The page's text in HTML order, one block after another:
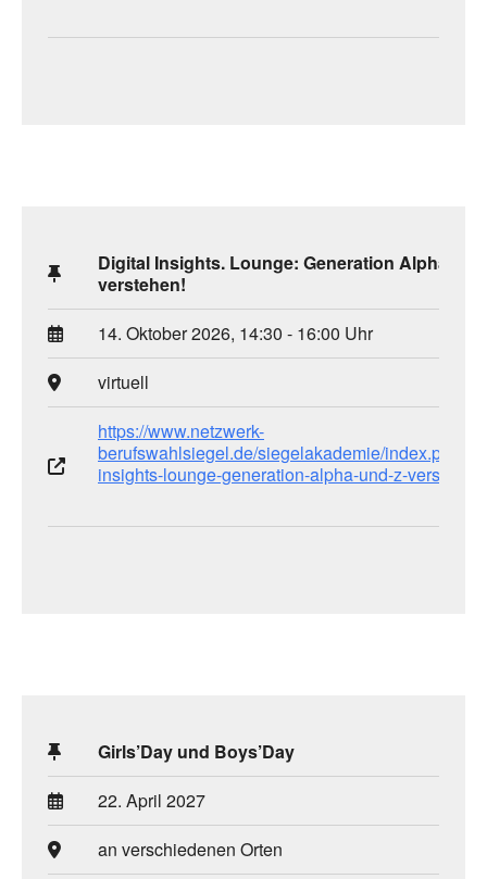
Digital Insights. Lounge: Generation Alpha
verstehen!
14. Oktober 2026, 14:30 - 16:00 Uhr
virtuell
https://www.netzwerk-
berufswahlsiegel.de/siegelakademie/index.php/
insights-lounge-generation-alpha-und-z-verstehen/
Girls’Day und Boys’Day
22. April 2027
an verschiedenen Orten